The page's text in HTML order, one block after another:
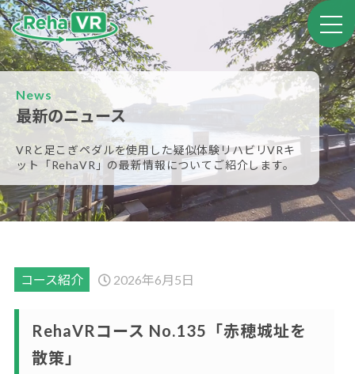
News
最新のニュース
VRと足こぎペダルを使用した疑似体験リハビリVRキ
ット
「RehaVR」の最新情報についてご紹介します。
コース紹介 2026年6月5日
RehaVRコース No.135「赤穂城址を
散策」